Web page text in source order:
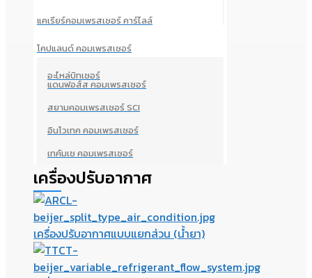
แคเรียร์คอมเพรสเซอร์ คาร์ไลล์
โคปแลนด์ คอมเพรสเซอร์
อะไหล่บิทเซอร์
แดนฟอส์ส คอมเพรสเซอร์
สยามคอมเพรสเซอร์ SCI
อินโวเทค คอมเพรสเซอร์
เทคัมเช คอมเพรสเซอร์
เครื่องปรับอากาศ
เครื่องปรับอากาศแบบแยกส่วน (น้ำยา)